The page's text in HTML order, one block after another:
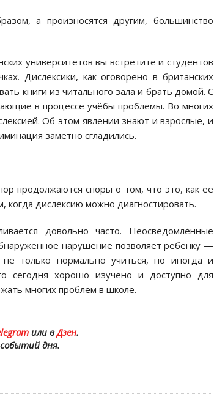
а произносятся другим, большинство
университетов вы встретите и студентов
Дислексики, как оговорено в британских
книги из читального зала и брать домой. С
в процессе учёбы проблемы. Во многих
Об этом явлении знают и взрослые, и
заметно сгладились.
продолжаются споры о том, что это, как её
когда дислексию можно диагностировать.
довольно часто. Неосведомлённые
нарушение позволяет ребенку —
только нормально учиться, но иногда и
сегодня хорошо изучено и доступно для
многих проблем в школе.
или вДзен.
событий дня.